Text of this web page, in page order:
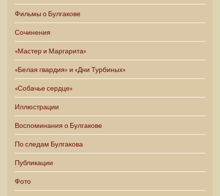
Фильмы о Булгакове
Сочинения
«Мастер и Маргарита»
«Белая гвардия» и «Дни Турбиных»
«Собачье сердце»
Иллюстрации
Воспоминания о Булгакове
По следам Булгакова
Публикации
Фото